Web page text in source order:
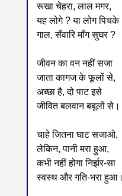
रूखा चेहरा, लाल मगर,
यह लोगे ? या लोग पिचके
गाल, सँवारि माँग सुघर ?
जीवन का वन नहीं सजा
जाता कागज के फूलों से,
अच्छा है, दो पाट इसे
जीवित बलवान बबूलों से।
चाहे जितना घाट सजाओ,
लेकिन, पानी मरा हुआ,
कभी नहीं होगा निर्झर-सा
स्वस्थ और गति-भरा हुआ।